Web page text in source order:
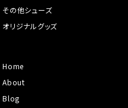
その他シューズ
オリジナルグッズ
Home
About
Blog